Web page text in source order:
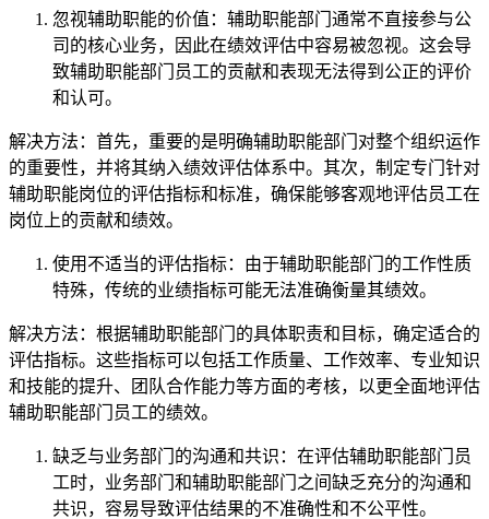
忽视辅助职能的价值：辅助职能部门通常不直接参与公
司的核心业务，因此在绩效评估中容易被忽视。这会导
致辅助职能部门员工的贡献和表现无法得到公正的评价
和认可。
解决方法：首先，重要的是明确辅助职能部门对整个组织运作
的重要性，并将其纳入绩效评估体系中。其次，制定专门针对
辅助职能岗位的评估指标和标准，确保能够客观地评估员工在
岗位上的贡献和绩效。
使用不适当的评估指标：由于辅助职能部门的工作性质
特殊，传统的业绩指标可能无法准确衡量其绩效。
解决方法：根据辅助职能部门的具体职责和目标，确定适合的
评估指标。这些指标可以包括工作质量、工作效率、专业知识
和技能的提升、团队合作能力等方面的考核，以更全面地评估
辅助职能部门员工的绩效。
缺乏与业务部门的沟通和共识：在评估辅助职能部门员
工时，业务部门和辅助职能部门之间缺乏充分的沟通和
共识，容易导致评估结果的不准确性和不公平性。